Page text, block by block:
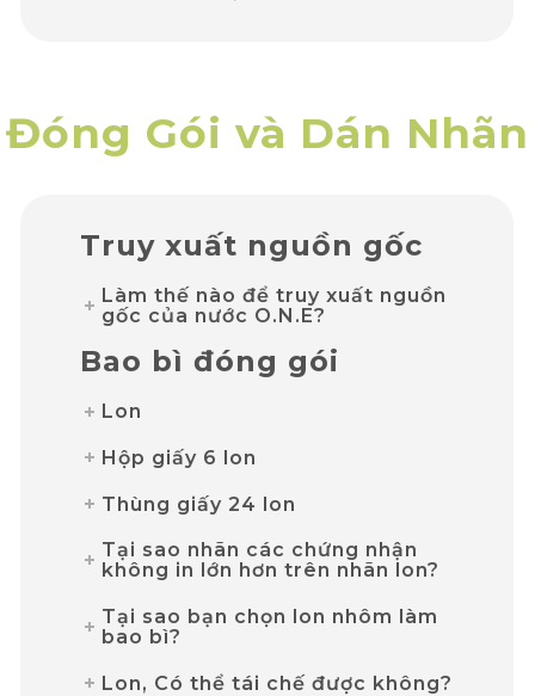
Đóng Gói và Dán Nhãn
Truy xuất nguồn gốc
Làm thế nào để truy xuất nguồn
gốc của nước O.N.E?
Bao bì đóng gói
Lon
Hộp giấy 6 lon
Thùng giấy 24 lon
Tại sao nhãn các chứng nhận
không in lớn hơn trên nhãn lon?
Tại sao bạn chọn lon nhôm làm
bao bì?
Lon, Có thể tái chế được không?